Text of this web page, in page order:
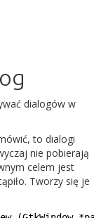
dialogów w
to dialogi
nie pobierają
celem jest
Tworzy się je